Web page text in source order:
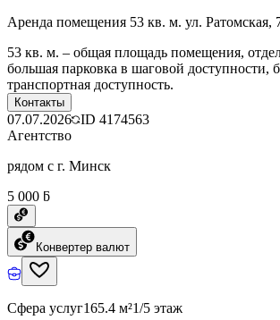
Аренда помещения 53 кв. м. ул. Ратомская,
53 кв. м. – общая площадь помещения,
большая парковка в шаговой доступности,
транспортная доступность.
Контакты
07.07.2026 ID 4174563
Агентство
рядом с г. Минск
5 000 ƃ
Конвертер валют
Сфера услуг165.4 м²1/5 этаж